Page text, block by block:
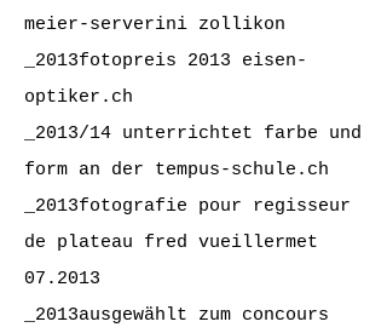
meier-serverini zollikon
_2013fotopreis 2013 eisen-
optiker.ch
_2013/14 unterrichtet farbe und
form an der tempus-schule.ch
_2013fotografie pour regisseur
de plateau fred vueillermet
07.2013
_2013ausgewählt zum concours